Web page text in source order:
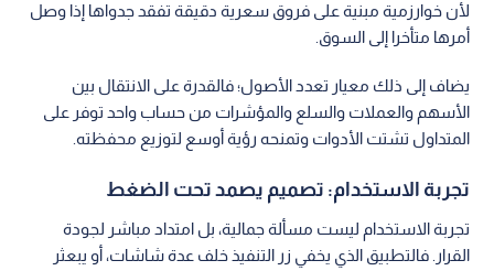
لأن خوارزمية مبنية على فروق سعرية دقيقة تفقد جدواها إذا وصل
أمرها متأخرا إلى السوق.
يضاف إلى ذلك معيار تعدد الأصول؛ فالقدرة على الانتقال بين
الأسهم والعملات والسلع والمؤشرات من حساب واحد توفر على
المتداول تشتت الأدوات وتمنحه رؤية أوسع لتوزيع محفظته.
تجربة الاستخدام: تصميم يصمد تحت الضغط
تجربة الاستخدام ليست مسألة جمالية، بل امتداد مباشر لجودة
القرار. فالتطبيق الذي يخفي زر التنفيذ خلف عدة شاشات، أو يبعثر